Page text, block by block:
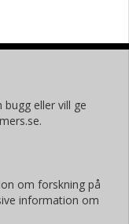
eller vill ge
om forskning på
information om